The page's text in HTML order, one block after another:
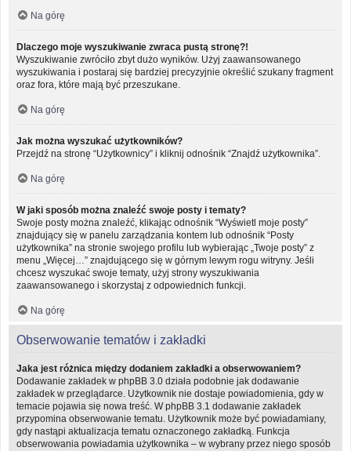
Na górę
Dlaczego moje wyszukiwanie zwraca pustą stronę?!
Wyszukiwanie zwróciło zbyt dużo wyników. Użyj zaawansowanego
wyszukiwania i postaraj się bardziej precyzyjnie określić szukany fragment
oraz fora, które mają być przeszukane.
Na górę
Jak można wyszukać użytkowników?
Przejdź na stronę “Użytkownicy” i kliknij odnośnik “Znajdź użytkownika”.
Na górę
W jaki sposób można znaleźć swoje posty i tematy?
Swoje posty można znaleźć, klikając odnośnik “Wyświetl moje posty”
znajdujący się w panelu zarządzania kontem lub odnośnik “Posty
użytkownika” na stronie swojego profilu lub wybierając „Twoje posty” z
menu „Więcej…” znajdującego się w górnym lewym rogu witryny. Jeśli
chcesz wyszukać swoje tematy, użyj strony wyszukiwania
zaawansowanego i skorzystaj z odpowiednich funkcji.
Na górę
Obserwowanie tematów i zakładki
Jaka jest różnica między dodaniem zakładki a obserwowaniem?
Dodawanie zakładek w phpBB 3.0 działa podobnie jak dodawanie
zakładek w przeglądarce. Użytkownik nie dostaje powiadomienia, gdy w
temacie pojawia się nowa treść. W phpBB 3.1 dodawanie zakładek
przypomina obserwowanie tematu. Użytkownik może być powiadamiany,
gdy nastąpi aktualizacja tematu oznaczonego zakładką. Funkcja
obserwowania powiadamia użytkownika – w wybrany przez niego sposób